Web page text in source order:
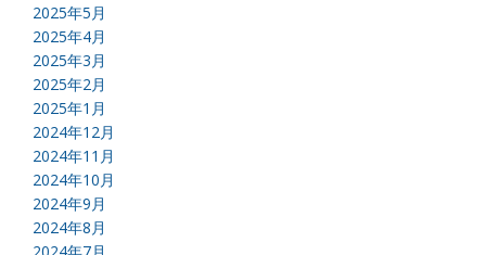
2025年5月
2025年4月
2025年3月
2025年2月
2025年1月
2024年12月
2024年11月
2024年10月
2024年9月
2024年8月